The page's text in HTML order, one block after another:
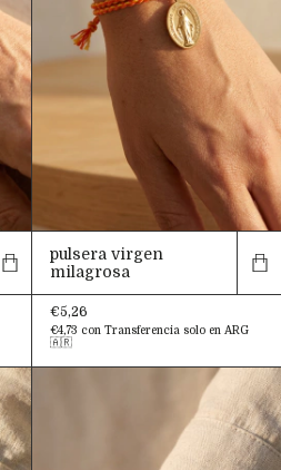
pulsera virgen
milagrosa
€5,26
€4,73 con Transferencia solo en ARG
🇦🇷